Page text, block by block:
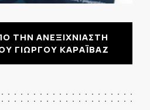
ΤΗΝ ΑΝΕΞΙΧΝΙΑΣΤΗ
ΓΙΩΡΓΟΥ ΚΑΡΑΪΒΑΖ